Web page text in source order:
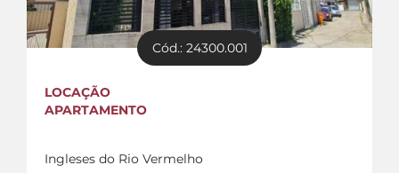
Cód.: 24300.001
LOCAÇÃO
APARTAMENTO
Ingleses do Rio Vermelho